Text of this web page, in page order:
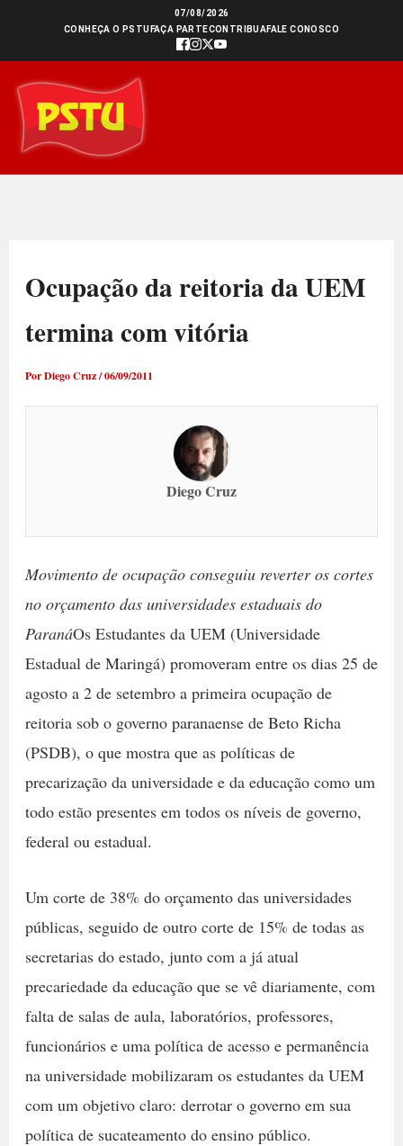
conteúdo
07/08/2026
CONHEÇA O PSTU FAÇA PARTECONTRIBUAFALE CONOSCO
Ocupação da reitoria da UEM
termina com vitória
PorDiego Cruz/06/09/2011
Diego Cruz
Movimento de ocupação conseguiu reverter os cortes
no orçamento das universidades estaduais do
ParanáOs Estudantes da UEM (Universidade
Estadual de Maringá) promoveram entre os dias 25 de
agosto a 2 de setembro a primeira ocupação de
reitoria sob o governo paranaense de Beto Richa
(PSDB), o que mostra que as políticas de
precarização da universidade e da educação como um
todo estão presentes em todos os níveis de governo,
federal ou estadual.
Um corte de 38% do orçamento das universidades
públicas, seguido de outro corte de 15% de todas as
secretarias do estado, junto com a já atual
precariedade da educação que se vê diariamente, com
falta de salas de aula, laboratórios, professores,
funcionários e uma política de acesso e permanência
na universidade mobilizaram os estudantes da UEM
com um objetivo claro: derrotar o governo em sua
política de sucateamento do ensino público.